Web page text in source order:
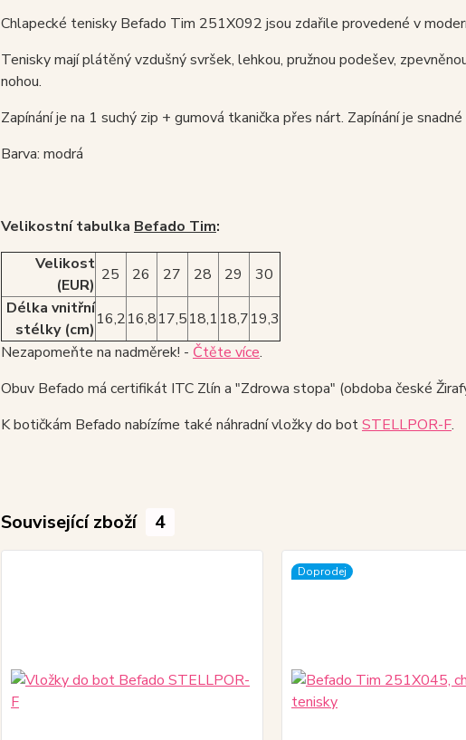
Chlapecké tenisky Befado Tim 251X092 jsou zdařile provedené v
Tenisky mají plátěný vzdušný svršek, lehkou, pružnou podešev,
nohou.
Zapínání je na 1 suchý zip + gumová tkanička přes nárt. Zapínání je
Barva: modrá
Velikostní tabulka Befado Tim:
Velikost
(EUR)
25 26 27 28 29
30
Délka vnitřní
stélky (cm)
16,216,817,518,1 18,719,3
Nezapomeňte na nadměrek! - Čtěte více.
Obuv Befado má certifikát ITC Zlín a "Zdrowa stopa" (obdoba české
K botičkám Befado nabízíme také náhradní vložky do botSTELLPOR-F.
Související zboží 4
Doprodej